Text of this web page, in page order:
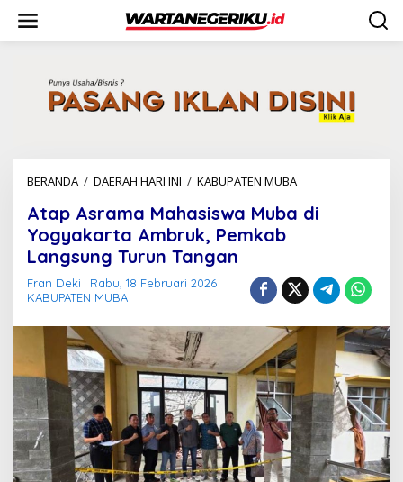
w
BERANDA / DAERAH HARI INI / KABUPATEN MUBA
r
a
a
a
s
i
s
w
a
Atap Asrama Mahasiswa Muba di
Yogyakarta Ambruk, Pemkab
Langsung Turun Tangan
Fran Deki
Rabu, 18 Februari 2026
KABUPATEN MUBA